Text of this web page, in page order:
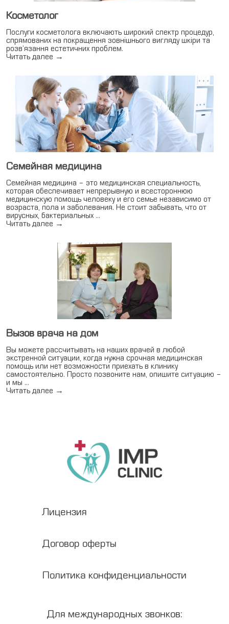
Медсправки
EN
Косметолог
Послуги косметолога включають широкий спектр процедур,
спрямованих на покращення зовнішнього вигляду шкіри та
розв’язання естетичних проблем.
Читать далее →
Семейная медицина
Семейная медицина – это медицинская специальность,
которая обеспечивает непрерывную и всестороннюю
медицинскую помощь человеку и его семье независимо от
возраста, пола и заболевания. Не стоит забывать, что от
вирусных, бактериальных …
Читать далее →
Вызов врача на дом
Вы можете рассчитывать на наших врачей в любой
экстренной ситуации, когда нужна срочная медицинская
помощь или нет возможности приехать в клинику
самостоятельно. Просто позвоните нам, опишите ситуацию –
и мы …
Читать далее →
Лицензия
Договор оферты
Политика конфиденциальности
Для международных звонков: